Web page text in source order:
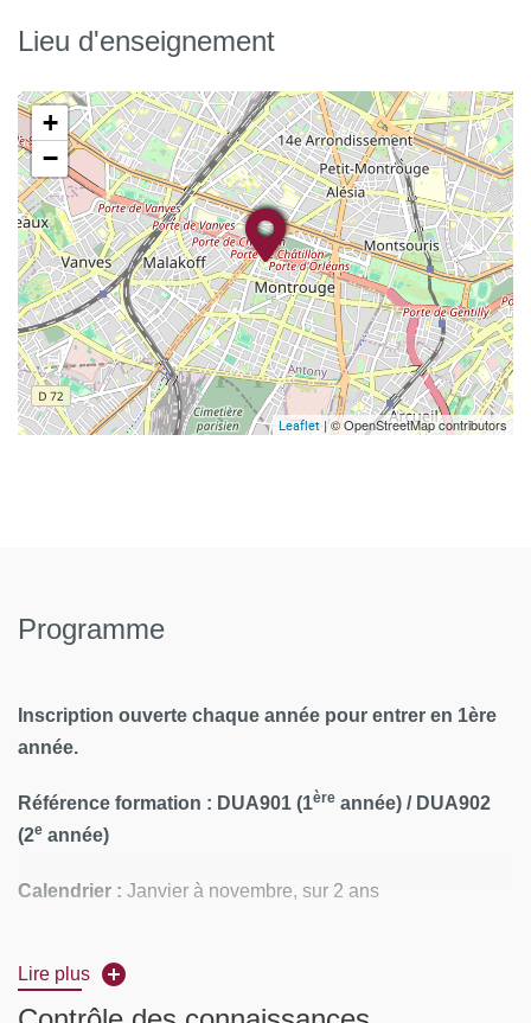
Lieu d'enseignement
+
−
Leaflet| © OpenStreetMap contributors
Programme
Inscription ouverte chaque année pour entrer en 1ère
année.
Référence formation : DUA901 (1ère année) / DUA902
(2e année)
Calendrier : Janvier à novembre, sur 2 ans
Lire plus